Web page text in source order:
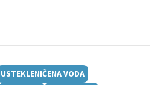
USTEKLENIČENA VODA